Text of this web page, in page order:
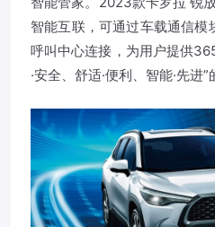
智能互联，可通过车载通信模
呼叫中心连接，为用户提供
·安全、舒适·便利、智能·先进”